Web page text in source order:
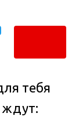
тебя
ждут: